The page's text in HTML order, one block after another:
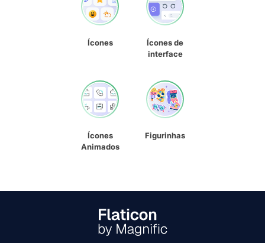
Ícones
Ícones de
interface
Ícones
Animados
Figurinhas